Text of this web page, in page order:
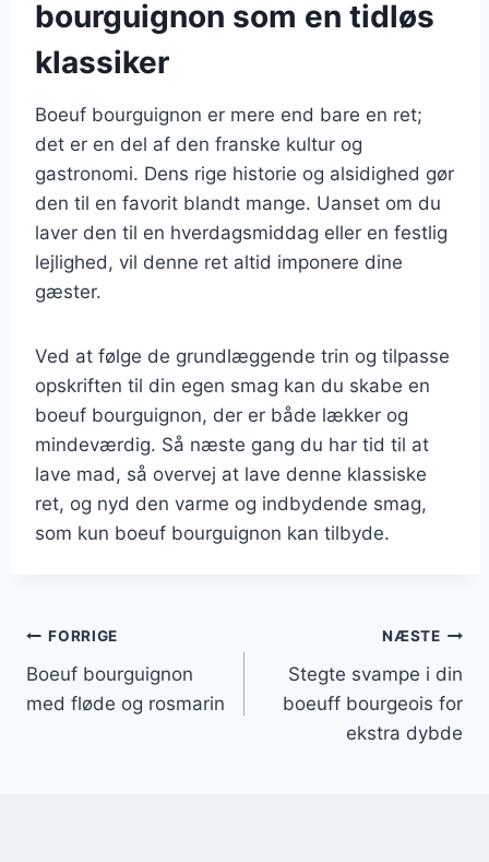
bourguignon som en tidløs
klassiker
Boeuf bourguignon er mere end bare en ret;
det er en del af den franske kultur og
gastronomi. Dens rige historie og alsidighed gør
den til en favorit blandt mange. Uanset om du
laver den til en hverdagsmiddag eller en festlig
lejlighed, vil denne ret altid imponere dine
gæster.
Ved at følge de grundlæggende trin og tilpasse
opskriften til din egen smag kan du skabe en
boeuf bourguignon, der er både lækker og
mindeværdig. Så næste gang du har tid til at
lave mad, så overvej at lave denne klassiske
ret, og nyd den varme og indbydende smag,
som kun boeuf bourguignon kan tilbyde.
Indlægsnavigation
FORRIGE
Boeuf bourguignon
med fløde og rosmarin
NÆSTE
Stegte svampe i din
boeuff bourgeois for
ekstra dybde